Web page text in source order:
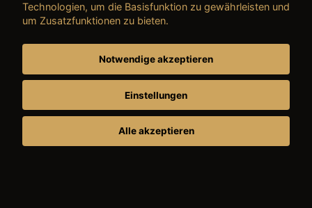
→ AGB (Neuwagen)
→ AGB (Gebrauchtwagen)
→ AGB (Teile & Zubehör)
Technologien, um die Basisfunktion zu gewährleisten und
um Zusatzfunktionen zu bieten.
Notwendige akzeptieren
Einstellungen
Alle akzeptieren